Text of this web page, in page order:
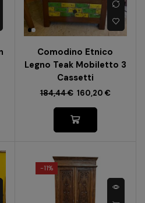
Comodino Etnico
Legno Teak Mobiletto 3
Cassetti
184,44€ 160,20 €
-11%